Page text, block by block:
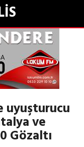
uyuşturucu
ve
Gözaltı